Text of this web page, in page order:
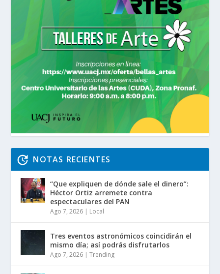
NOTAS RECIENTES
“Que expliquen de dónde sale el dinero”:
Héctor Ortiz arremete contra
espectaculares del PAN
Ago 7, 2026 | Local
Tres eventos astronómicos coincidirán el
mismo día; así podrás disfrutarlos
Ago 7, 2026 |Trending